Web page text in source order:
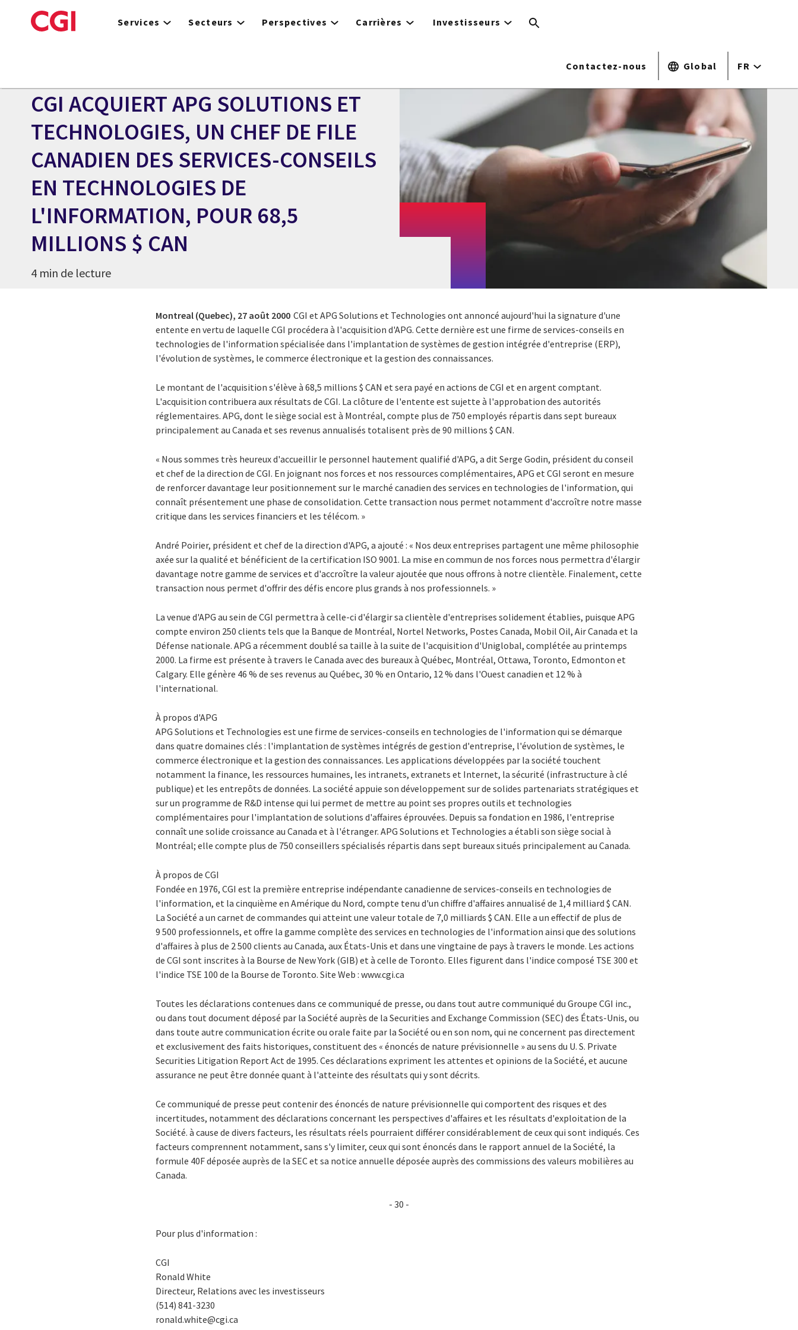
to
Services Secteurs Perspectives Carrières Investisseurs
Contactez-nous Global FR
CGI ACQUIERT APG SOLUTIONS ET
TECHNOLOGIES, UN CHEF DE FILE
CANADIEN DES SERVICES-CONSEILS
EN TECHNOLOGIES DE
L'INFORMATION, POUR 68,5
MILLIONS $ CAN
4 min de lecture
Montreal (Quebec), 27 août 2000 CGI et APG Solutions et Technologies ont annoncé aujourd'hui la signature d'une
entente en vertu de laquelle CGI procédera à l'acquisition d'APG. Cette dernière est une firme de services-conseils en
technologies de l'information spécialisée dans l'implantation de systèmes de gestion intégrée d'entreprise (ERP),
l'évolution de systèmes, le commerce électronique et la gestion des connaissances.
Le montant de l'acquisition s'élève à 68,5 millions $ CAN et sera payé en actions de CGI et en argent comptant.
L'acquisition contribuera aux résultats de CGI. La clôture de l'entente est sujette à l'approbation des autorités
réglementaires. APG, dont le siège social est à Montréal, compte plus de 750 employés répartis dans sept bureaux
principalement au Canada et ses revenus annualisés totalisent près de 90 millions $ CAN.
« Nous sommes très heureux d'accueillir le personnel hautement qualifié d'APG, a dit Serge Godin, président du conseil
et chef de la direction de CGI. En joignant nos forces et nos ressources complémentaires, APG et CGI seront en mesure
de renforcer davantage leur positionnement sur le marché canadien des services en technologies de l'information, qui
connaît présentement une phase de consolidation. Cette transaction nous permet notamment d'accroître notre masse
critique dans les services financiers et les télécom. »
André Poirier, président et chef de la direction d'APG, a ajouté : « Nos deux entreprises partagent une même philosophie
axée sur la qualité et bénéficient de la certification ISO 9001. La mise en commun de nos forces nous permettra d'élargir
davantage notre gamme de services et d'accroître la valeur ajoutée que nous offrons à notre clientèle. Finalement, cette
transaction nous permet d'offrir des défis encore plus grands à nos professionnels. »
La venue d'APG au sein de CGI permettra à celle-ci d'élargir sa clientèle d'entreprises solidement établies, puisque APG
compte environ 250 clients tels que la Banque de Montréal, Nortel Networks, Postes Canada, Mobil Oil, Air Canada et la
Défense nationale. APG a récemment doublé sa taille à la suite de l'acquisition d'Uniglobal, complétée au printemps
2000. La firme est présente à travers le Canada avec des bureaux à Québec, Montréal, Ottawa, Toronto, Edmonton et
Calgary. Elle génère 46 % de ses revenus au Québec, 30 % en Ontario, 12 % dans l'Ouest canadien et 12 % à
l'international.
À propos d'APG
APG Solutions et Technologies est une firme de services-conseils en technologies de l'information qui se démarque
dans quatre domaines clés : l'implantation de systèmes intégrés de gestion d'entreprise, l'évolution de systèmes, le
commerce électronique et la gestion des connaissances. Les applications développées par la société touchent
notamment la finance, les ressources humaines, les intranets, extranets et Internet, la sécurité (infrastructure à clé
publique) et les entrepôts de données. La société appuie son développement sur de solides partenariats stratégiques et
sur un programme de R&D intense qui lui permet de mettre au point ses propres outils et technologies
complémentaires pour l'implantation de solutions d'affaires éprouvées. Depuis sa fondation en 1986, l'entreprise
connaît une solide croissance au Canada et à l'étranger. APG Solutions et Technologies a établi son siège social à
Montréal; elle compte plus de 750 conseillers spécialisés répartis dans sept bureaux situés principalement au Canada.
À propos de CGI
Fondée en 1976, CGI est la première entreprise indépendante canadienne de services-conseils en technologies de
l'information, et la cinquième en Amérique du Nord, compte tenu d'un chiffre d'affaires annualisé de 1,4 milliard $ CAN.
La Société a un carnet de commandes qui atteint une valeur totale de 7,0 milliards $ CAN. Elle a un effectif de plus de
9 500 professionnels, et offre la gamme complète des services en technologies de l'information ainsi que des solutions
d'affaires à plus de 2 500 clients au Canada, aux États-Unis et dans une vingtaine de pays à travers le monde. Les actions
de CGI sont inscrites à la Bourse de New York (GIB) et à celle de Toronto. Elles figurent dans l'indice composé TSE 300 et
l'indice TSE 100 de la Bourse de Toronto. Site Web : www.cgi.ca
Toutes les déclarations contenues dans ce communiqué de presse, ou dans tout autre communiqué du Groupe CGI inc.,
ou dans tout document déposé par la Société auprès de la Securities and Exchange Commission (SEC) des États-Unis, ou
dans toute autre communication écrite ou orale faite par la Société ou en son nom, qui ne concernent pas directement
et exclusivement des faits historiques, constituent des « énoncés de nature prévisionnelle » au sens du U. S. Private
Securities Litigation Report Act de 1995. Ces déclarations expriment les attentes et opinions de la Société, et aucune
assurance ne peut être donnée quant à l'atteinte des résultats qui y sont décrits.
Ce communiqué de presse peut contenir des énoncés de nature prévisionnelle qui comportent des risques et des
incertitudes, notamment des déclarations concernant les perspectives d'affaires et les résultats d'exploitation de la
Société. à cause de divers facteurs, les résultats réels pourraient différer considérablement de ceux qui sont indiqués. Ces
facteurs comprennent notamment, sans s'y limiter, ceux qui sont énoncés dans le rapport annuel de la Société, la
formule 40F déposée auprès de la SEC et sa notice annuelle déposée auprès des commissions des valeurs mobilières au
Canada.
- 30 -
Pour plus d'information :
CGI
Ronald White
Directeur, Relations avec les investisseurs
(514) 841-3230
ronald.white@cgi.ca